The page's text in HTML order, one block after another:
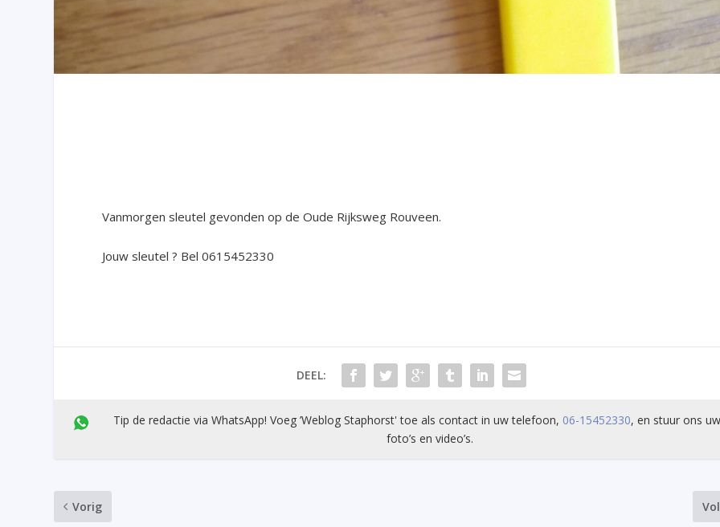
Vanmorgen sleutel gevonden op de Oude Rijksweg Rouveen.
Jouw sleutel ? Bel 0615452330
DEEL:
Tip de redactie via WhatsApp! Voeg ’Weblog Staphorst' toe als contact in uw telefoon, 06-15452330, en stuur ons
foto’s en video’s.
Vorig